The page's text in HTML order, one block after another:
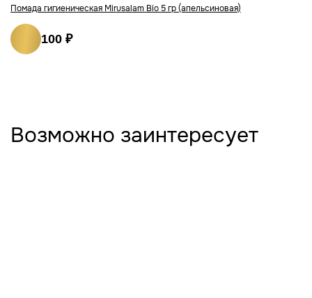
Помада гигиеническая Mirusalam Bio 5 гр (апельсиновая)
100 ₽
Возможно заинтересует